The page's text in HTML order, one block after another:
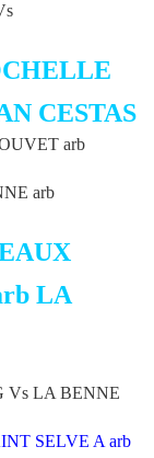
CESTAS
arb
arb
LA
Vs LA BENNE
SELVE A arb